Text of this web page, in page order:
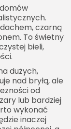
czarną
To świetny
bieli,
dużych,
nad bryłą, ale
od
lub bardziej
wykonać
inaczej